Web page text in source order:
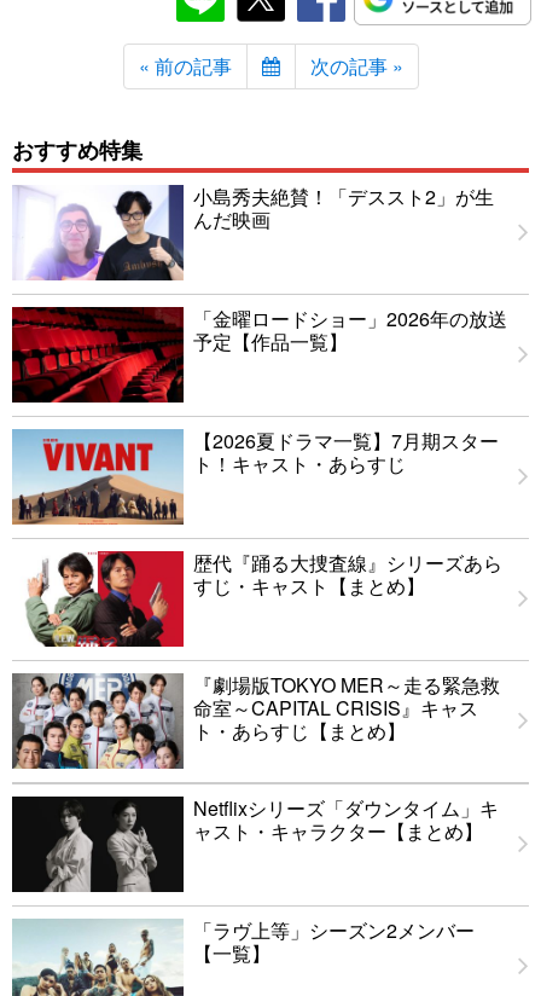
« 前の記事 次の記事 »
おすすめ特集
小島秀夫絶賛！「デススト2」が生
んだ映画
「金曜ロードショー」2026年の放送
予定【作品一覧】
【2026夏ドラマ一覧】7月期スター
ト！キャスト・あらすじ
歴代『踊る大捜査線』シリーズあら
すじ・キャスト【まとめ】
『劇場版TOKYO MER～走る緊急救
命室～CAPITAL CRISIS』キャス
ト・あらすじ【まとめ】
Netflixシリーズ「ダウンタイム」キ
ャスト・キャラクター【まとめ】
「ラヴ上等」シーズン2メンバー
【一覧】